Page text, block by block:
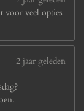
voor veel opties
2 jaar geleden